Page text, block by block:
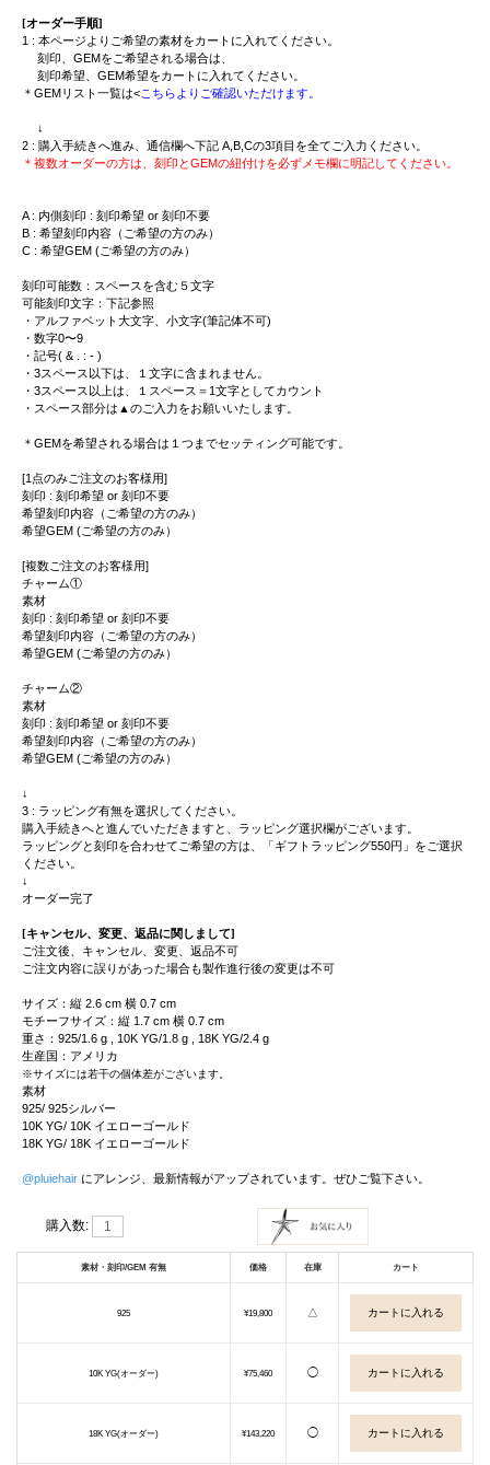
[オーダー手順]
1 : 本ページよりご希望の素材をカートに入れてください。
刻印、GEMをご希望される場合は、
刻印希望、GEM希望をカートに入れてください。
＊GEMリスト一覧は<こちらよりご確認いただけます。
↓
2 : 購入手続きへ進み、通信欄へ下記 A,B,Cの3項目を全てご入力ください。
＊複数オーダーの方は、刻印とGEMの紐付けを必ずメモ欄に明記してください。
A : 内側刻印 : 刻印希望 or 刻印不要
B : 希望刻印内容（ご希望の方のみ）
C : 希望GEM (ご希望の方のみ）
刻印可能数：スペースを含む５文字
可能刻印文字：下記参照
・アルファベット大文字、小文字(筆記体不可)
・数字0〜9
・記号( & . : - )
・3スペース以下は、１文字に含まれません。
・3スペース以上は、１スペース＝1文字としてカウント
・スペース部分は▲のご入力をお願いいたします。
＊GEMを希望される場合は１つまでセッティング可能です。
[1点のみご注文のお客様用]
刻印 : 刻印希望 or 刻印不要
希望刻印内容（ご希望の方のみ）
希望GEM (ご希望の方のみ）
[複数ご注文のお客様用]
チャーム①
素材
刻印 : 刻印希望 or 刻印不要
希望刻印内容（ご希望の方のみ）
希望GEM (ご希望の方のみ）
チャーム②
素材
刻印 : 刻印希望 or 刻印不要
希望刻印内容（ご希望の方のみ）
希望GEM (ご希望の方のみ）
↓
3 : ラッピング有無を選択してください。
購入手続きへと進んでいただきますと、ラッピング選択欄がございます。
ラッピングと刻印を合わせてご希望の方は、「ギフトラッピング550円」をご選択
ください。
↓
オーダー完了
[キャンセル、変更、返品に関しまして]
ご注文後、キャンセル、変更、返品不可
ご注文内容に誤りがあった場合も製作進行後の変更は不可
サイズ：縦 2.6 cm 横 0.7 cm
モチーフサイズ：縦 1.7 cm 横 0.7 cm
重さ：925/1.6 g , 10K YG/1.8 g , 18K YG/2.4 g
生産国：アメリカ
※サイズには若干の個体差がございます。
素材
925/ 925シルバー
10K YG/ 10K イエローゴールド
18K YG/ 18K イエローゴールド
@pluiehair にアレンジ、最新情報がアップされています。ぜひご覧下さい。
購入数:
素材・刻印/GEM 有無 価格 在庫 カート
925 ¥19,800 △
10K YG(オーダー) ¥75,460 ◯
18K YG(オーダー) ¥143,220 ◯